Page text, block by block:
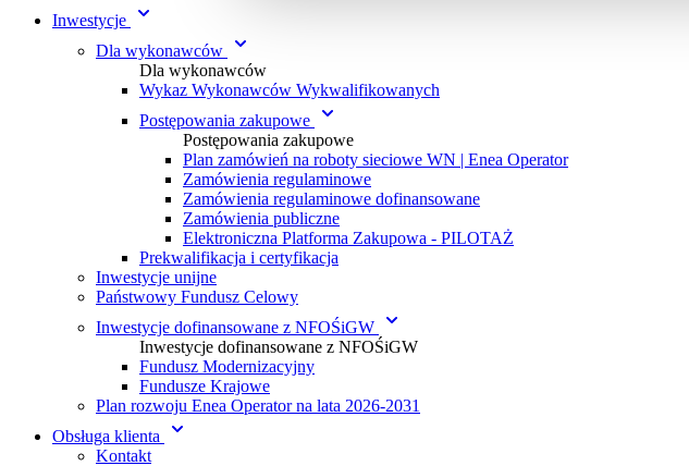
Inwestycje
Dla wykonawców
Dla wykonawców
Wykaz Wykonawców Wykwalifikowanych
Postępowania zakupowe
Postępowania zakupowe
Plan zamówień na roboty sieciowe WN | Enea Operator
Zamówienia regulaminowe
Zamówienia regulaminowe dofinansowane
Zamówienia publiczne
Elektroniczna Platforma Zakupowa - PILOTAŻ
Prekwalifikacja i certyfikacja
Inwestycje unijne
Państwowy Fundusz Celowy
Inwestycje dofinansowane z NFOŚiGW
Inwestycje dofinansowane z NFOŚiGW
Fundusz Modernizacyjny
Fundusze Krajowe
Plan rozwoju Enea Operator na lata 2026-2031
Obsługa klienta
Kontakt